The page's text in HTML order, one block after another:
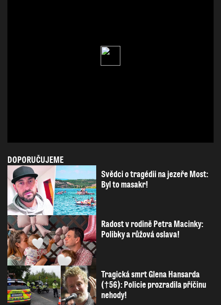
DOPORUČUJEME
Svědci o tragédii na jezeře Most:
Byl to masakr!
Radost v rodině Petra Macinky:
Polibky a růžová oslava!
Tragická smrt Glena Hansarda
(†56): Policie prozradila příčinu
nehody!